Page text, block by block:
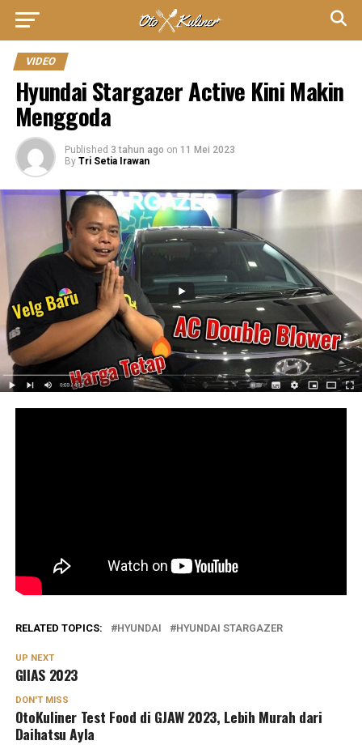
VIDEO
Hyundai Stargazer Active Kini Makin
Menggoda
Published 3 tahun ago on 11 Mei 2023
By Tri Setia Irawan
RELATED TOPICS: HYUNDAI HYUNDAI STARGAZER
UP NEXT
GIIAS 2023
DON'T MISS
OtoKuliner Test Food di GJAW 2023, Lebih Murah dari
Daihatsu Ayla